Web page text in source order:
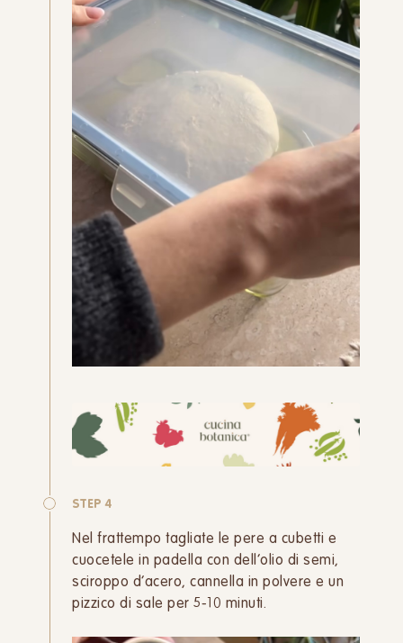
STEP 4
Nel frattempo tagliate le pere a cubetti e
cuocetele in padella con dell’olio di semi,
sciroppo d’acero, cannella in polvere e un
pizzico di sale per 5-10 minuti.